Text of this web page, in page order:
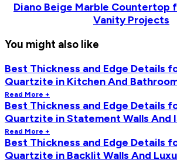
Diano Beige Marble Countertop
Vanity Projects
You might also like
Best Thickness and Edge Details
Quartzite in Kitchen And
Read More +
Best Thickness and Edge Details
Quartzite in Statement Walls And
Read More +
Best Thickness and Edge Details
Quartzite in Backlit Walls And